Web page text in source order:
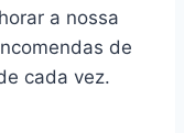
a nossa
de
cada vez.